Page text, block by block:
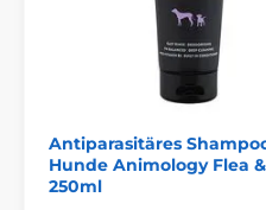
Antiparasitäres
Hunde Animology Flea
250ml